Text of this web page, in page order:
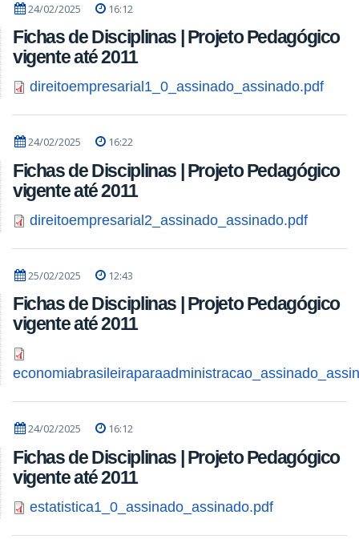
24/02/2025 16:12
Fichas de Disciplinas | Projeto Pedagógico
vigente até 2011
direitoempresarial1_0_assinado_assinado.pdf
24/02/2025 16:22
Fichas de Disciplinas | Projeto Pedagógico
vigente até 2011
direitoempresarial2_assinado_assinado.pdf
25/02/2025 12:43
Fichas de Disciplinas | Projeto Pedagógico
vigente até 2011
24/02/2025 16:12
Fichas de Disciplinas | Projeto Pedagógico
vigente até 2011
estatistica1_0_assinado_assinado.pdf